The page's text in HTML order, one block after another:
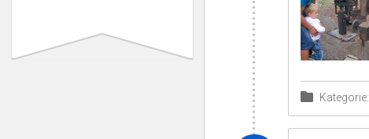
Kategorie: